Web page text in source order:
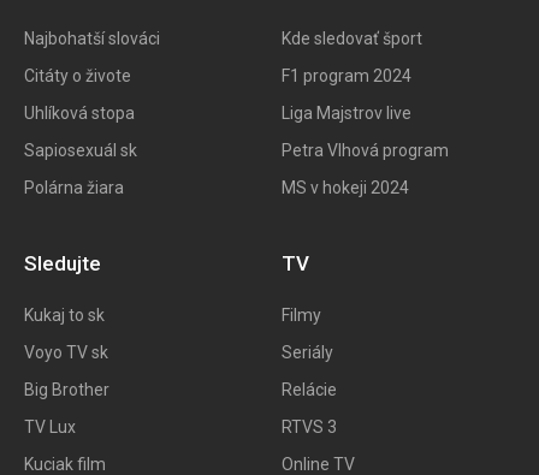
Najbohatší slováci
Citáty o živote
Uhlíková stopa
Sapiosexuál sk
Polárna žiara
Kde sledovať šport
F1 program 2024
Liga Majstrov live
Petra Vlhová program
MS v hokeji 2024
Sledujte
Kukaj to sk
Voyo TV sk
Big Brother
TV Lux
Kuciak film
TV
Filmy
Seriály
Relácie
RTVS 3
Online TV